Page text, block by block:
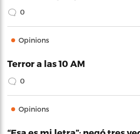
0
Opinions
Terror a las 10 AM
0
Opinions